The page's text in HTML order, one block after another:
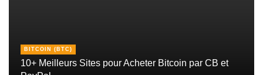
BITCOIN (BTC)
10+ Meilleurs Sites pour Acheter Bitcoin par CB et